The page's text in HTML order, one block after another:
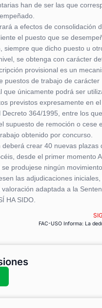
han de ser las que
a efectos de consolidación
el puesto que se
siempre que dicho puesto u
se obtenga con carácter
provisional es un
puestos de trabajo de carácter
que únicamente podrá ser
previstos expresamente en
Decreto 364/1995, entre los
supuesto de remoción o cese
obtenido por concurso.
deberá crear 40 nuevas plazas
desde el primer momento
produjese ningún
las adjudicaciones
adaptada a la
HA SIDO.